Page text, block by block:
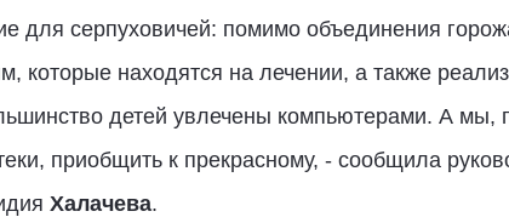
для серпуховичей: помимо объединения
находятся на лечении, а также
детей увлечены компьютерами. А мы,
приобщить к прекрасному, - сообщила
Халачева.